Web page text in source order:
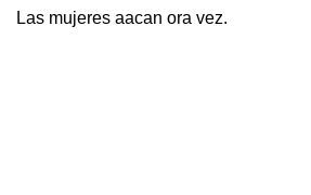
Las mujeres aacan ora vez.